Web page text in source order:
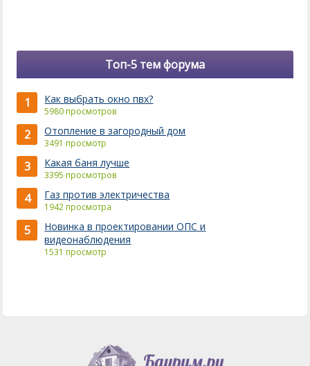
Топ-5 тем форума
1 Как выбрать окно пвх?
5980 просмотров
2 Отопление в загородный дом
3491 просмотр
3 Какая баня лучше
3395 просмотров
4 Газ против электричества
1942 просмотра
5
Новинка в проектировании ОПС и
видеонаблюдения
1531 просмотр